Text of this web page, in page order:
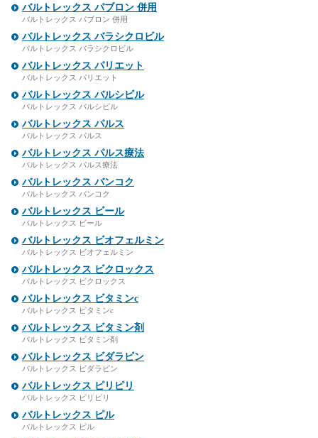
バルトレックス パブロン 併用
バルトレックス パブロン 併用
バルトレックス バラシクロビル
バルトレックス バラシクロビル
バルトレックス パリエット
バルトレックス パリエット
バルトレックス バルシビル
バルトレックス バルシビル
バルトレックス パルス
バルトレックス パルス
バルトレックス パルス療法
バルトレックス パルス療法
バルトレックス バンコク
バルトレックス バンコク
バルトレックス ビール
バルトレックス ビール
バルトレックス ビオフェルミン
バルトレックス ビオフェルミン
バルトレックス ビクロックス
バルトレックス ビクロックス
バルトレックス ビタミンc
バルトレックス ビタミンc
バルトレックス ビタミン剤
バルトレックス ビタミン剤
バルトレックス ビダラビン
バルトレックス ビダラビン
バルトレックス ピリピリ
バルトレックス ピリピリ
バルトレックス ピル
バルトレックス ピル